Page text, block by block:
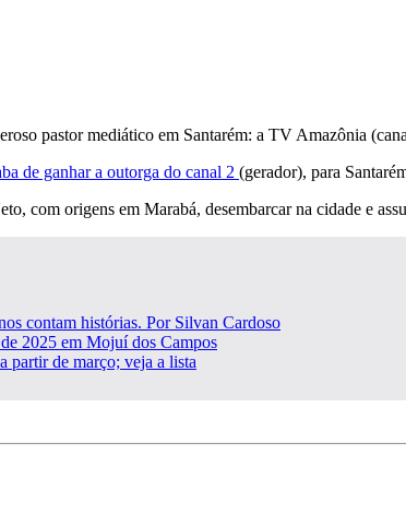
pastor mediático em Santarém: a TV Amazônia
de ganhar a outorga do canal 2 (gerador), para
com origens em Marabá, desembarcar na cidade e
contam histórias. Por Silvan Cardoso
2025 em Mojuí dos Campos
partir de março; veja a lista